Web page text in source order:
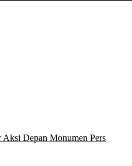
Aksi Depan Monumen Pers